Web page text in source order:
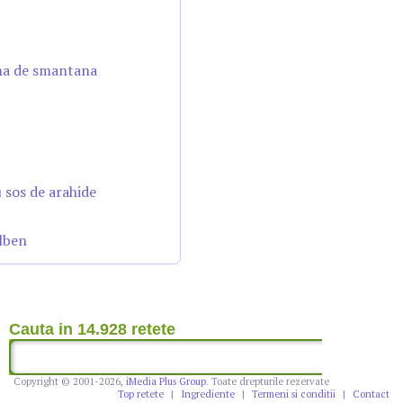
de smantana
de arahide
Cauta in 14.928 retete
Copyright © 2001-2026, iMedia Plus Group. Toate drepturile rezervate
Top retete
| Ingrediente | Termeni si conditii | Contact